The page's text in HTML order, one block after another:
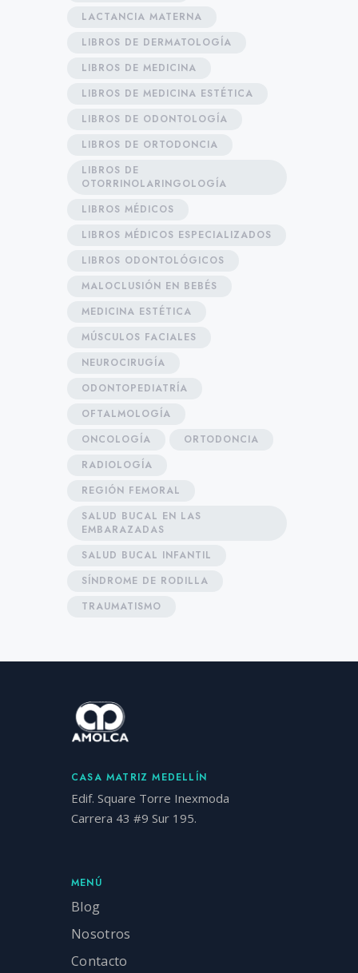
LACTANCIA MATERNA
LIBROS DE DERMATOLOGÍA
LIBROS DE MEDICINA
LIBROS DE MEDICINA ESTÉTICA
LIBROS DE ODONTOLOGÍA
LIBROS DE ORTODONCIA
LIBROS DE
OTORRINOLARINGOLOGÍA
LIBROS MÉDICOS
LIBROS MÉDICOS ESPECIALIZADOS
LIBROS ODONTOLÓGICOS
MALOCLUSIÓN EN BEBÉS
MEDICINA ESTÉTICA
MÚSCULOS FACIALES
NEUROCIRUGÍA
ODONTOPEDIATRÍA
OFTALMOLOGÍA
ONCOLOGÍA
ORTODONCIA
RADIOLOGÍA
REGIÓN FEMORAL
SALUD BUCAL EN LAS
EMBARAZADAS
SALUD BUCAL INFANTIL
SÍNDROME DE RODILLA
TRAUMATISMO
CASA MATRIZ MEDELLÍN
Edif. Square Torre Inexmoda
Carrera 43 #9 Sur 195.
MENÚ
Blog
Nosotros
Contacto